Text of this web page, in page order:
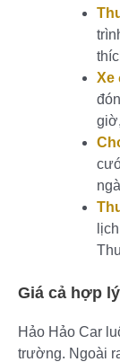
Xe
Giá cả hợp
Hảo Hảo Car
trường. Ngoài